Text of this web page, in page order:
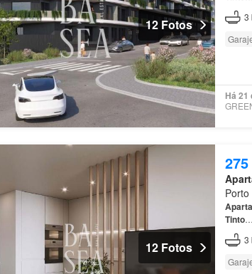
12 Fotos
3
Há 21
12 Fotos
Porto
Tinto…
3